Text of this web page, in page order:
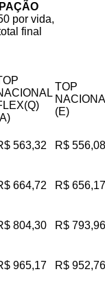
por vida,
final
TOP
(E)
563,32 R$ 556,08
664,72 R$ 656,17
804,30 R$ 793,96
965,17 R$ 952,76